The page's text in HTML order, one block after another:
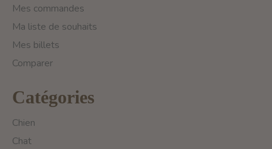
Mes commandes
Ma liste de souhaits
Mes billets
Comparer
Catégories
Chien
Chat